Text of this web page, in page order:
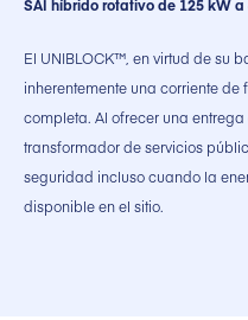
SAI híbrido rotativo de 125 kW a
El UNIBLOCK™, en virtud de su
inherentemente una corriente
completa. Al ofrecer una
transformador de servicios
seguridad incluso cuando la
disponible en el sitio.